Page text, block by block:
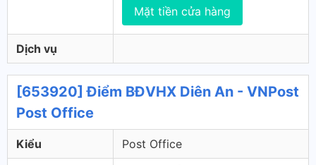
Mặt tiền cửa hàng
Dịch vụ
[653920] Điểm BĐVHX Diên An - VNPost
Post Office
Kiểu Post Office